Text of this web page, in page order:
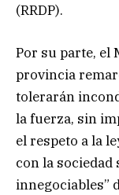
(RRDP).
Por su parte, el
provincia
tolerarán
la fuerza, sin
el respeto a la
con la sociedad
innegociables”